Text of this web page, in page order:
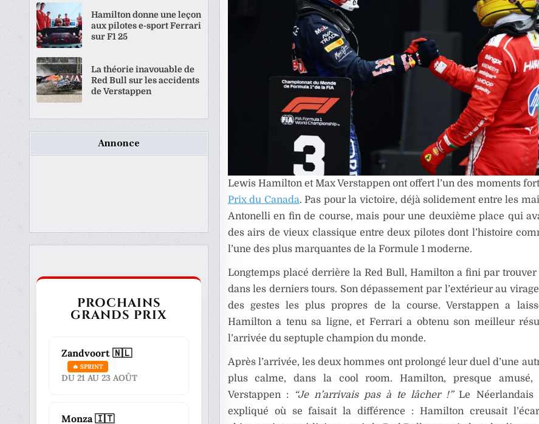
Lewis Hamilton et Max Verstappen ont offert l’un des moments
Prix du Canada. Pas pour la victoire, déjà solidement entre les
Antonelli en fin de course, mais pour une deuxième place qui
des airs de vieux classique entre deux pilotes dont l’histoire
l’une des plus marquantes de la Formule 1 moderne.
Longtemps placé derrière la Red Bull, Hamilton a fini par trouver
dans les derniers tours. Son dépassement par l’extérieur au virage
des gestes les plus propres de la course. Verstappen a
Hamilton a tenu sa ligne, et Ferrari a obtenu son meilleur
l’arrivée du septuple champion du monde.
Après l’arrivée, les deux hommes ont prolongé leur duel d’une
plus calme, dans la cool room. Hamilton, presque
Verstappen :
“Je n’arrivais pas à te lâcher !”Le Néerlandais
expliqué où se faisait la différence : Hamilton creusait
Hamilton donne une leçon
aux pilotes e-sport Ferrari
sur F1 25
La théorie inavouable de
Red Bull sur les accidents
de Verstappen
Annonce
PROCHAINS
GRANDS PRIX
Zandvoort 🇳🇱
🔥 SPRINT
DU 21 AU 23 AOÛT
Monza 🇮🇹